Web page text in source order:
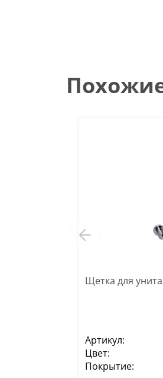
Щетка для
Артикул:
Цвет:
Покрытие: